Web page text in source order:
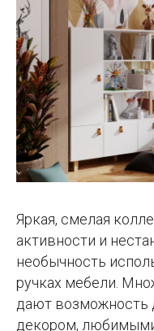
Яркая, смелая
активности и
необычность
ручках мебели.
дают возможность
декором,